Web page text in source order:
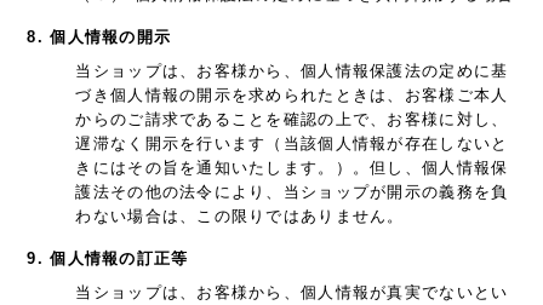
8. 個人情報の開示
当ショップは、お客様から、個人情報保護法の定めに基
づき個人情報の開示を求められたときは、お客様ご本人
からのご請求であることを確認の上で、お客様に対し、
遅滞なく開示を行います（当該個人情報が存在しないと
きにはその旨を通知いたします。）。但し、個人情報保
護法その他の法令により、当ショップが開示の義務を負
わない場合は、この限りではありません。
9. 個人情報の訂正等
当ショップは、お客様から、個人情報が真実でないとい